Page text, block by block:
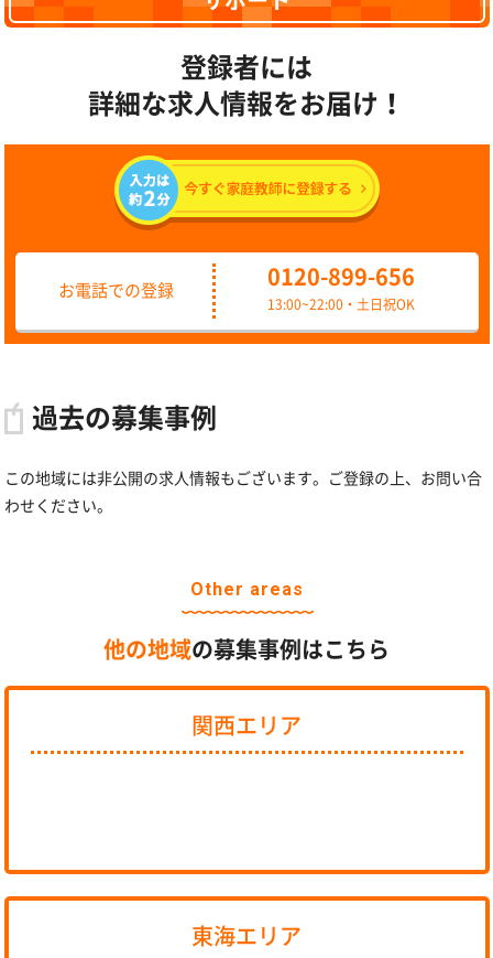
登録者には
詳細な求人情報をお届け！
お電話での登録
0120-899-656
13:00~22:00・土日祝OK
過去の募集事例
この地域には非公開の求人情報もございます。ご登録の上、お問い合
わせください。
Other areas
他の地域の募集事例はこちら
関西エリア
東海エリア